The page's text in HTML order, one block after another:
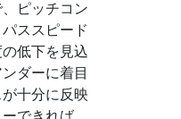
ピッチコン
ススピード
低下を見込
ダーに着目
十分に反映
できれば、